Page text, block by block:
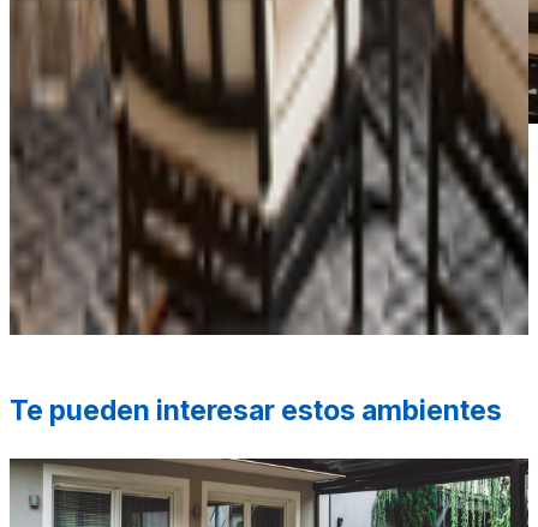
*Las fotografías de productos y ambientes son
ilustrativas, algunos atributos de color y textura pueden
variar de acuerdo a la resolución de tu pantalla y diferir
de la realidad. Los elementos de ambientación no se
incluyen en la compra.
Te pueden interesar estos ambientes